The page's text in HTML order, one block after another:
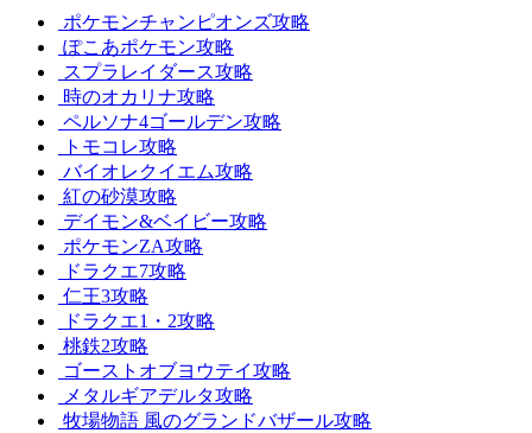
ポケモンチャンピオンズ攻略
ぽこあポケモン攻略
スプラレイダース攻略
時のオカリナ攻略
ペルソナ4ゴールデン攻略
トモコレ攻略
バイオレクイエム攻略
紅の砂漠攻略
デイモン&ベイビー攻略
ポケモンZA攻略
ドラクエ7攻略
仁王3攻略
ドラクエ1・2攻略
桃鉄2攻略
ゴーストオブヨウテイ攻略
メタルギアデルタ攻略
牧場物語 風のグランドバザール攻略